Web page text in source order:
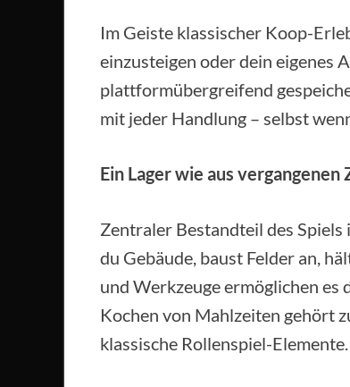
Im Geiste klassischer Koop-
einzusteigen oder dein eigenes
plattformübergreifend
mit jeder Handlung – selbst
Ein Lager wie aus vergangenen
Zentraler Bestandteil des
du Gebäude, baust Felder an,
und Werkzeuge ermöglichen es
Kochen von Mahlzeiten gehört
klassische Rollenspiel-Elemente.